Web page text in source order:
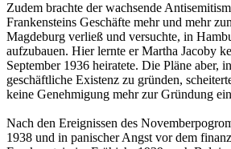
Zudem brachte der wachsende
Frankensteins Geschäfte mehr und mehr
Magdeburg verließ und versuchte, in
aufzubauen. Hier lernte er Martha Jacoby
September 1936 heiratete. Die Pläne aber,
geschäftliche Existenz zu gründen,
keine Genehmigung mehr zur Gründung
Nach den Ereignissen des
1938 und in panischer Angst vor dem